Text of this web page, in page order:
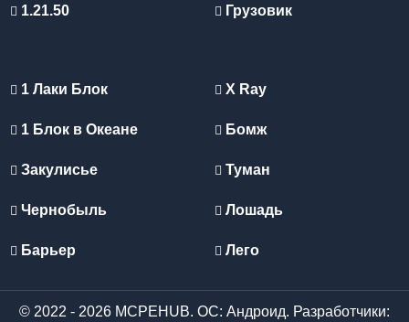
1.21.50 Грузовик
1 Лаки Блок
1 Блок в Океане
Закулисье
Чернобыль
Барьер
X Ray
Бомж
Туман
Лошадь
Лего
© 2022 - 2026 MCPEHUB. ОС: Андроид. Разработчики: